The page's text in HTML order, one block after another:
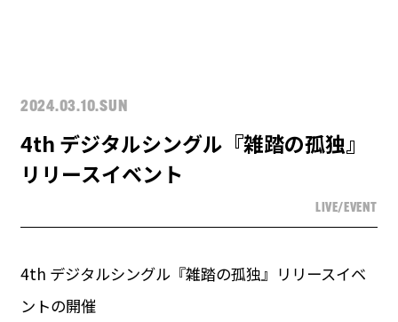
2024.03.10.SUN
4th デジタルシングル『雑踏の孤独』
リリースイベント
LIVE/EVENT
4th デジタルシングル『雑踏の孤独』リリースイベ
ントの開催